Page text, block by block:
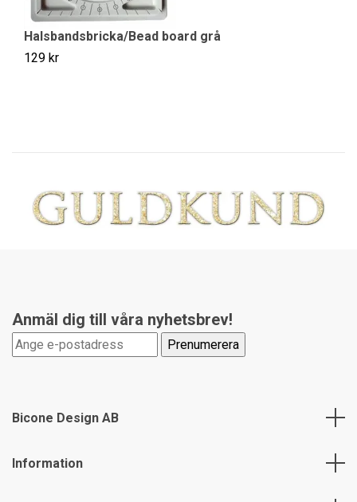
Halsbandsbricka/Bead board grå
129 kr
Anmäl dig till våra nyhetsbrev!
Bicone Design AB
Information